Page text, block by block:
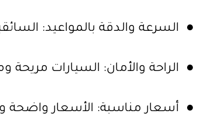
● السرعة والدقة بالمواعيد:
● الراحة والأمان: السيارات مريحة
● أسعار مناسبة: الأسعار واضحة